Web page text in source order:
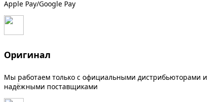
Apple Pay/Google Pay
Оригинал
Мы работаем только с официальными дистрибьюторами и
надёжными поставщиками